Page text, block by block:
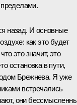
пределами.
назад. И основные
как это будет
это значит, это
остановка в пути,
Брежнева. Я уже
встречались
они